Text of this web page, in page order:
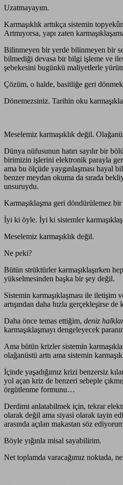
Uzatmayayım.
Karmaşıklık arttıkça sistemin
Artmıyorsa, yapı zaten
Bilinmeyen bir yerde bilinmeyen bir
bilmediği devasa bir bilgi işleme ve
şebekesini bugünkü maliyetlerle
Çözüm, o halde, basitliğe geri
Dönemezsiniz. Tarihin oku
Meselemiz karmaşıklık değil.
Dünya nüfusunun hatırı sayılır bir
birimizin işlerini elektronik parayla
ama bu ölçüde yaygınlaşması hayal
benzer meydan okuma da sırada
unsuruydu.
Karmaşıklaşma geri döndürülemez
İyi ki öyle. İyi ki sistemler
Meselemiz karmaşıklık değil.
Ne peki?
Bütün strüktürler karmaşıklaşırken
yükselmesinden başka bir şey değil.
Sistemin karmaşıklaşması ile
artışından daha hızla gerçekleşirse
Daha önce temas ettiğim, deniz
karmaşıklaşmayı dengeleyecek
Ama bütün krizler sistemin
olağanüstü arttı ama sistemin
İçinde yaşadığımız krizi benzersiz
yol açan kriz de benzeri sebeple
örgütlenme formunu…
Derdimi anlatabilmek için, tekrar
olarak değil ama siyasi olarak tayin
arasında açılan makastan söz
Böyle yığınla misal sayabilirim.
Net toplamda varacağımız noktada,